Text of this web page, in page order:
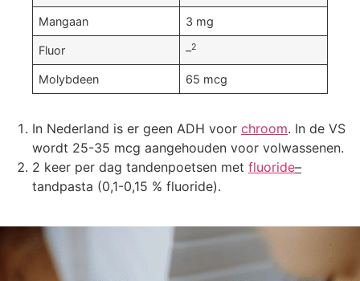
Mangaan 3 mg
Fluor –2
Molybdeen 65 mcg
In Nederland is er geen ADH voor chroom. In de VS
wordt 25-35 mcg aangehouden voor volwassenen.
2 keer per dag tandenpoetsen met fluoride–
tandpasta (0,1-0,15 % fluoride).